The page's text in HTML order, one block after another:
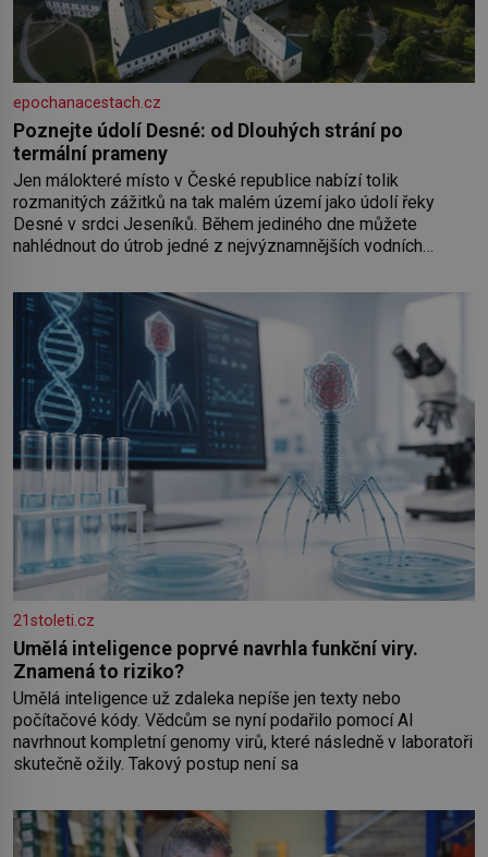
epochanacestach.cz
Poznejte údolí Desné: od Dlouhých strání po
termální prameny
Jen málokteré místo v České republice nabízí tolik
rozmanitých zážitků na tak malém území jako údolí řeky
Desné v srdci Jeseníků. Během jediného dne můžete
nahlédnout do útrob jedné z nejvýznamnějších vodních
koloběžce a den zakončit poznáváním památek ve Velkých
Losinách nebo v termálním
21stoleti.cz
Umělá inteligence poprvé navrhla funkční viry.
Znamená to riziko?
Umělá inteligence už zdaleka nepíše jen texty nebo
počítačové kódy. Vědcům se nyní podařilo pomocí AI
navrhnout kompletní genomy virů, které následně v laboratoři
skutečně ožily. Takový postup není sa